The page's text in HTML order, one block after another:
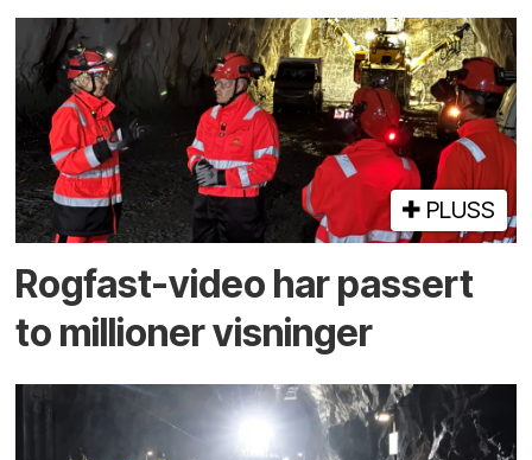
PLUSS
Rogfast-video har passert
to millioner visninger